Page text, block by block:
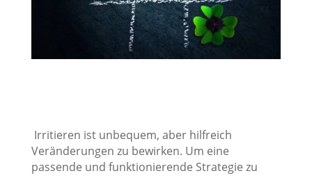
Irritieren ist unbequem, aber hilfreich
Veränderungen zu bewirken. Um eine
passende und funktionierende Strategie zu